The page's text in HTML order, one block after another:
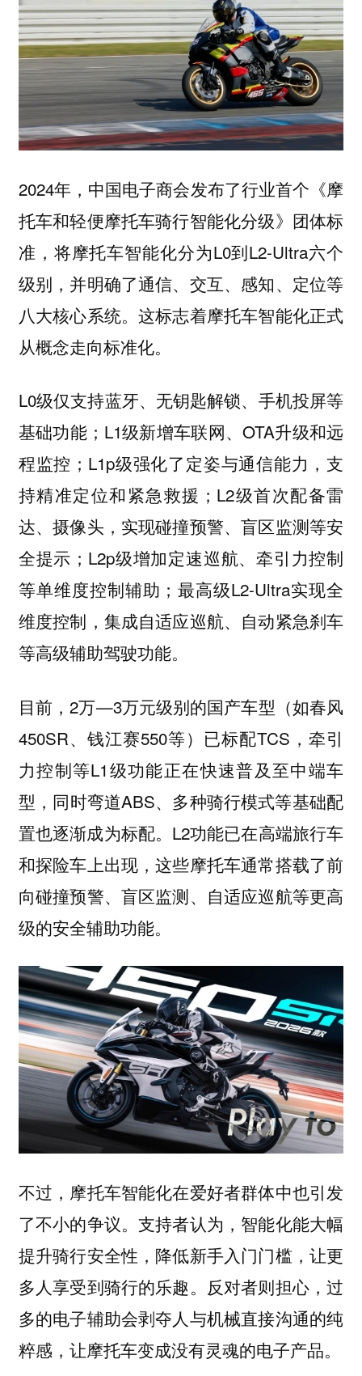
2024年，中国电子商会发布了行业首个《摩
托车和轻便摩托车骑行智能化分级》团体标
准，将摩托车智能化分为L0到L2-Ultra六个
级别，并明确了通信、交互、感知、定位等
八大核心系统。这标志着摩托车智能化正式
从概念走向标准化。
L0级仅支持蓝牙、无钥匙解锁、手机投屏等
基础功能；L1级新增车联网、OTA升级和远
程监控；L1p级强化了定姿与通信能力，支
持精准定位和紧急救援；L2级首次配备雷
达、摄像头，实现碰撞预警、盲区监测等安
全提示；L2p级增加定速巡航、牵引力控制
等单维度控制辅助；最高级L2-Ultra实现全
维度控制，集成自适应巡航、自动紧急刹车
等高级辅助驾驶功能。
目前，2万—3万元级别的国产车型（如春风
450SR、钱江赛550等）已标配TCS，牵引
力控制等L1级功能正在快速普及至中端车
型，同时弯道ABS、多种骑行模式等基础配
置也逐渐成为标配。L2功能已在高端旅行车
和探险车上出现，这些摩托车通常搭载了前
向碰撞预警、盲区监测、自适应巡航等更高
级的安全辅助功能。
不过，摩托车智能化在爱好者群体中也引发
了不小的争议。支持者认为，智能化能大幅
提升骑行安全性，降低新手入门门槛，让更
多人享受到骑行的乐趣。反对者则担心，过
多的电子辅助会剥夺人与机械直接沟通的纯
粹感，让摩托车变成没有灵魂的电子产品。